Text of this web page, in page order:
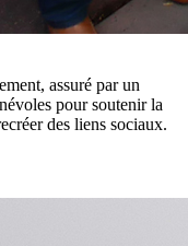
assuré par un
pour soutenir la
des liens sociaux.